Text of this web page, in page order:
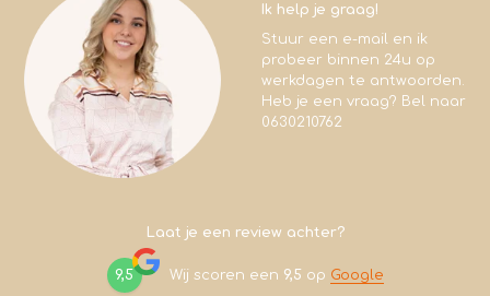
Ik help je graag!
Stuur een e-mail en ik
probeer binnen 24u op
werkdagen te antwoorden.
Heb je een vraag? Bel naar
0630210762
Laat je een review achter?
9,5 Wij scoren een 9,5 op Google